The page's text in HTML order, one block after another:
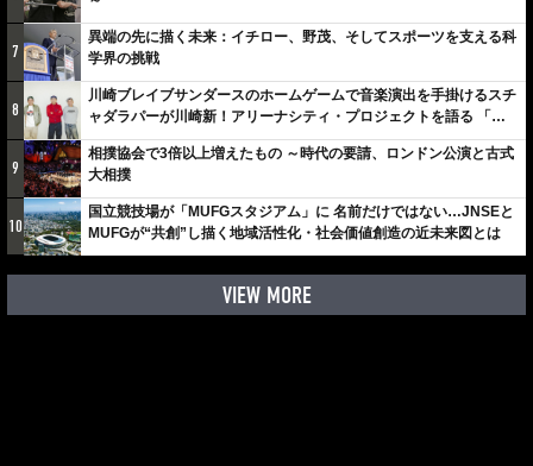
7
異端の先に描く未来：イチロー、野茂、そしてスポーツを支える科
学界の挑戦
8
川崎ブレイブサンダースのホームゲームで音楽演出を手掛けるスチ
ャダラパーが川崎新！アリーナシティ・プロジェクトを語る 「楽
しみでしかないでしょ。川崎は、ずっと成長曲線だから」
9
相撲協会で3倍以上増えたもの ～時代の要請、ロンドン公演と古式
大相撲
10
国立競技場が「MUFGスタジアム」に 名前だけではない…JNSEと
MUFGが“共創”し描く地域活性化・社会価値創造の近未来図とは
VIEW MORE